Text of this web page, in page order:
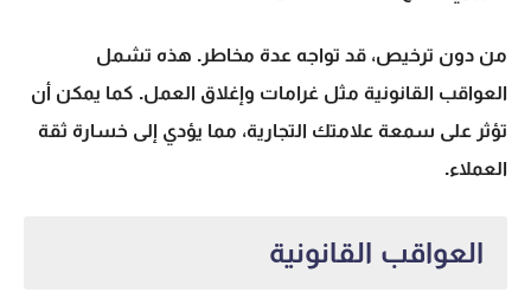
من دون ترخيص، قد تواجه عدة مخاطر. هذه تشمل
العواقب القانونية مثل غرامات وإغلاق العمل. كما يمكن أن
تؤثر على سمعة علامتك التجارية، مما يؤدي إلى خسارة ثقة
العملاء.
العواقب القانونية